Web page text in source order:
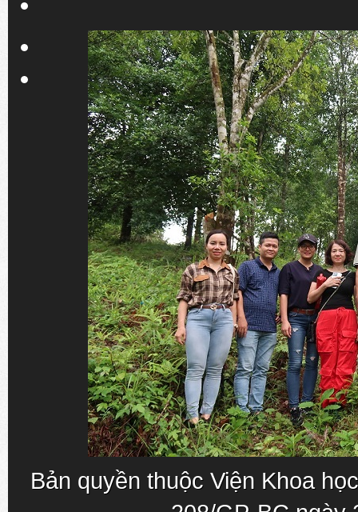
Bản quyền thuộc Viện Khoa